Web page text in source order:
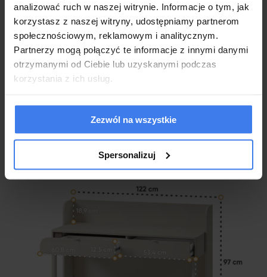
analizować ruch w naszej witrynie. Informacje o tym, jak
korzystasz z naszej witryny, udostępniamy partnerom
społecznościowym, reklamowym i analitycznym.
Partnerzy mogą połączyć te informacje z innymi danymi
otrzymanymi od Ciebie lub uzyskanymi podczas
korzystania z ich usług.
Zezwól na wszystkie
Spersonalizuj
wykończenie krawędzi frontu: 0,45mm
kolor frontu: kaszmir
wykończenie wnętrza szuflady: wstęga biała
dno szuflady: płyta HDF; 3mm
Mebel produkowany na indywidualne zamówienie klienta. Po
upływie 48 godzin od zamówienia nie ma możliwości anulacji
zamówienia. Prosimy o przemyślane zakupy.